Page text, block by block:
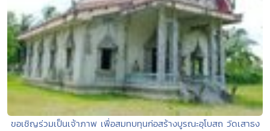
ขอเชิญร่วมเป็นเจ้าภาพ เพื่อสมทบทุนก่อสร้างบูรณะอุโบสถ วัดเสาธง